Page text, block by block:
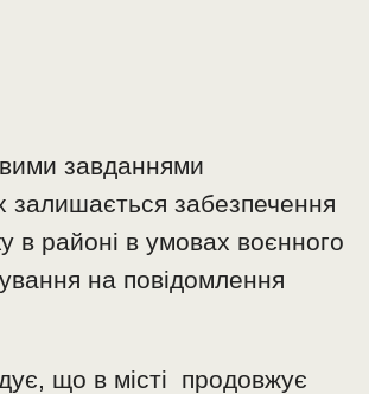
завданнями
залишається забезпечення
в районі в умовах воєнного
на повідомлення
що в місті продовжує